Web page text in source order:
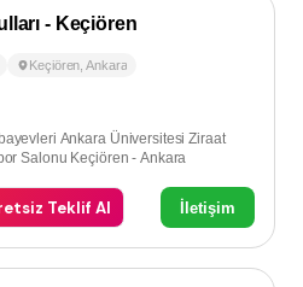
- Keçiören
Keçiören ,Ankara
Ankara Üniversitesi Ziraat
Salonu Keçiören - Ankara
Teklif Al İletişim